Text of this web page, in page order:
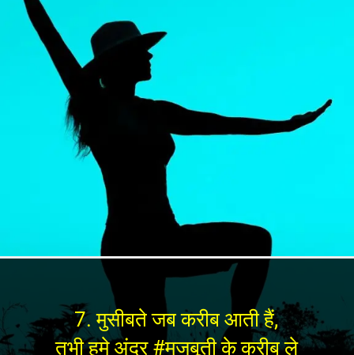
7. मुसीबते जब करीब आती हैं,
तभी हमे अंदर #मजबूती के करीब ले